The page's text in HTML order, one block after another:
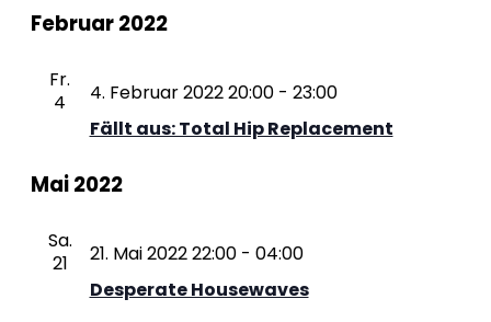
Februar 2022
Fr.
4
Fällt aus: Total Hip Replacement
4. Februar 2022 20:00- 23:00
Mai 2022
Sa.
21
Desperate Housewaves
21. Mai 2022 22:00- 04:00